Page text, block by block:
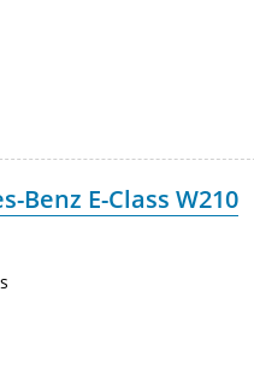
Benz E-Class W210